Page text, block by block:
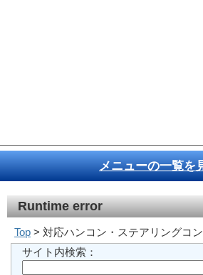
メニューの一覧を
Runtime error
Top > 対応ハンコン・ステアリングコ
サイト内検索：